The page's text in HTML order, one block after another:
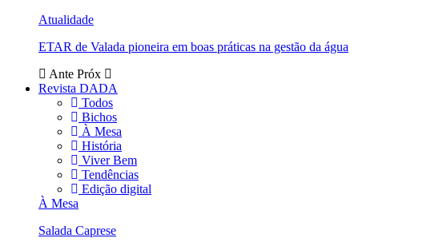
Atualidade
ETAR de Valada pioneira em boas práticas na gestão da água
Ante Próx
Revista DADA
Todos
Bichos
À Mesa
História
Viver Bem
Tendências
Edição digital
À Mesa
Salada Caprese